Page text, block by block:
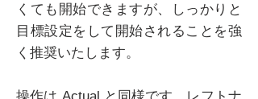
くても開始できますが、しっかりと
目標設定をして開始されることを強
く推奨いたします。